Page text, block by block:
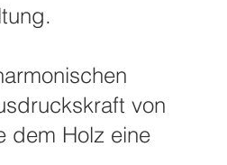
von
dem Holz eine